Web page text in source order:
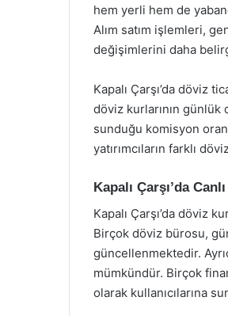
hem yerli hem de
Alım satım işlemleri,
değişimlerini daha
Kapalı Çarşı’da döviz
döviz kurlarının günlük
sunduğu komisyon
yatırımcıların farklı
Kapalı Çarşı’da
Kapalı Çarşı’da döviz
Birçok döviz bürosu,
güncellenmektedir.
mümkündür. Birçok
olarak kullanıcılarına